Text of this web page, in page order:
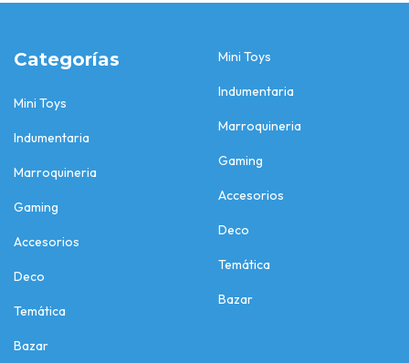
Categorías
Mini Toys
Indumentaria
Marroquineria
Gaming
Accesorios
Deco
Temática
Bazar
Mini Toys
Indumentaria
Marroquineria
Gaming
Accesorios
Deco
Temática
Bazar